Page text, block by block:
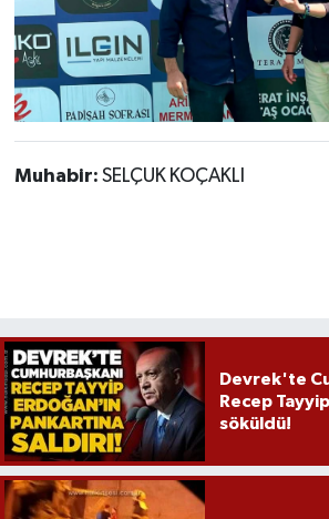
Muhabir: SELÇUK KOÇAKLI
Devrek'te
Recep
söküldü!